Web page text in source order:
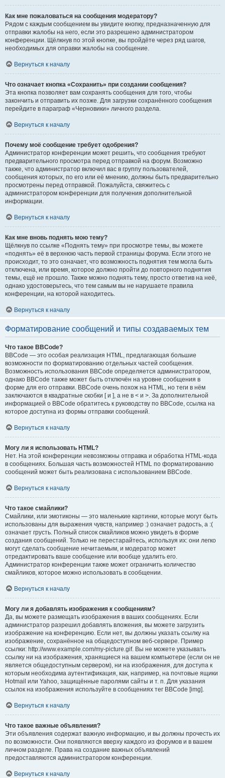
Как мне пожаловаться на сообщения модератору?
Рядом с каждым сообщением вы увидите кнопку, предназначенную для
отправки жалобы на него, если это разрешено администратором
конференции. Щёлкнув по этой кнопке, вы пройдёте через ряд шагов,
необходимых для оправки жалобы на сообщение.
Вернуться к началу
Что означает кнопка «Сохранить» при создании сообщения?
Эта кнопка позволяет вам сохранять сообщения для того, чтобы
закончить и отправить их позже. Для загрузки сохранённого сообщения
перейдите в параграф «Черновики» личного раздела.
Вернуться к началу
Почему моё сообщение требует одобрения?
Администратор конференции может решить, что сообщения требуют
предварительного просмотра перед отправкой на форум. Возможно
также, что администратор включил вас в группу пользователей,
сообщения которых, по его или её мнению, должны быть предварительно
просмотрены перед отправкой. Пожалуйста, свяжитесь с
администратором конференции для получения дополнительной
информации.
Вернуться к началу
Как мне вновь поднять мою тему?
Щёлкнув по ссылке «Поднять тему» при просмотре темы, вы можете
«поднять» её в верхнюю часть первой страницы форума. Если этого не
происходит, то это означает, что возможность поднятия тем могла быть
отключена, или время, которое должно пройти до повторного поднятия
темы, ещё не прошло. Также можно поднять тему, просто ответив на неё,
однако удостоверьтесь, что тем самым вы не нарушаете правила
конференции, на которой находитесь.
Вернуться к началу
Форматирование сообщений и типы создаваемых тем
Что такое BBCode?
BBCode — это особая реализация HTML, предлагающая большие
возможности по форматированию отдельных частей сообщения.
Возможность использования BBCode определяется администратором,
однако BBCode также может быть отключён на уровне сообщения в
форме для его отправки. BBCode очень похож на HTML, но теги в нём
заключаются в квадратные скобки [ и ], а не в < и >. За дополнительной
информацией о BBCode обратитесь к руководству по BBCode, ссылка на
которое доступна из формы отправки сообщений.
Вернуться к началу
Могу ли я использовать HTML?
Нет. На этой конференции невозможны отправка и обработка HTML-кода
в сообщениях. Большая часть возможностей HTML по форматированию
сообщений может быть реализована с использованием BBCode.
Вернуться к началу
Что такое смайлики?
Смайлики, или эмотиконы — это маленькие картинки, которые могут быть
использованы для выражения чувств, например :) означает радость, а :(
означает грусть. Полный список смайликов можно увидеть в форме
создания сообщений. Только не перестарайтесь, используя их: они легко
могут сделать сообщение нечитаемым, и модератор может
отредактировать ваше сообщение или вообще удалить его.
Администратор конференции также может ограничить количество
смайликов, которое можно использовать в сообщении.
Вернуться к началу
Могу ли я добавлять изображения к сообщениям?
Да, вы можете размещать изображения в ваших сообщениях. Если
администратор разрешил добавлять вложения, вы можете загрузить
изображение на конференцию. Если нет, вы должны указать ссылку на
изображение, сохранённое на общедоступном веб-сервере. Пример
ссылки: http://www.example.com/my-picture.gif. Вы не можете указывать
ссылку ни на изображения, хранящиеся на вашем компьютере (если он не
является общедоступным сервером), ни на изображения, для доступа к
которым необходима аутентификация, как, например, на почтовые ящики
Hotmail или Yahoo, защищённые паролями сайты и т. п. Для указания
ссылок на изображения используйте в сообщениях тег BBCode [img].
Вернуться к началу
Что такое важные объявления?
Эти объявления содержат важную информацию, и вы должны прочесть их
по возможности. Они появляются вверху каждого из форумов и в вашем
личном разделе. Права на создание важных объявлений
предоставляются администратором конференции.
Вернуться к началу